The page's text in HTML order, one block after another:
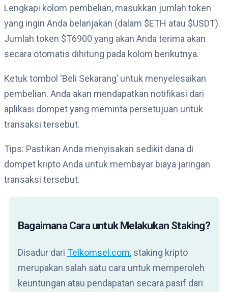
Lengkapi kolom pembelian, masukkan jumlah token
yang ingin Anda belanjakan (dalam $ETH atau $USDT).
Jumlah token $T6900 yang akan Anda terima akan
secara otomatis dihitung pada kolom berikutnya.
Ketuk tombol ‘Beli Sekarang’ untuk menyelesaikan
pembelian. Anda akan mendapatkan notifikasi dari
aplikasi dompet yang meminta persetujuan untuk
transaksi tersebut.
Tips: Pastikan Anda menyisakan sedikit dana di
dompet kripto Anda untuk membayar biaya jaringan
transaksi tersebut.
Bagaimana Cara untuk Melakukan Staking?
Disadur dari Telkomsel.com, staking kripto
merupakan salah satu cara untuk memperoleh
keuntungan atau pendapatan secara pasif dari